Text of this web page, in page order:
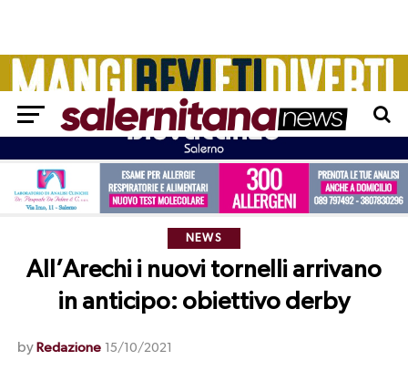
NEWS
All’Arechi i nuovi tornelli arrivano
in anticipo: obiettivo derby
by Redazione 15/10/2021